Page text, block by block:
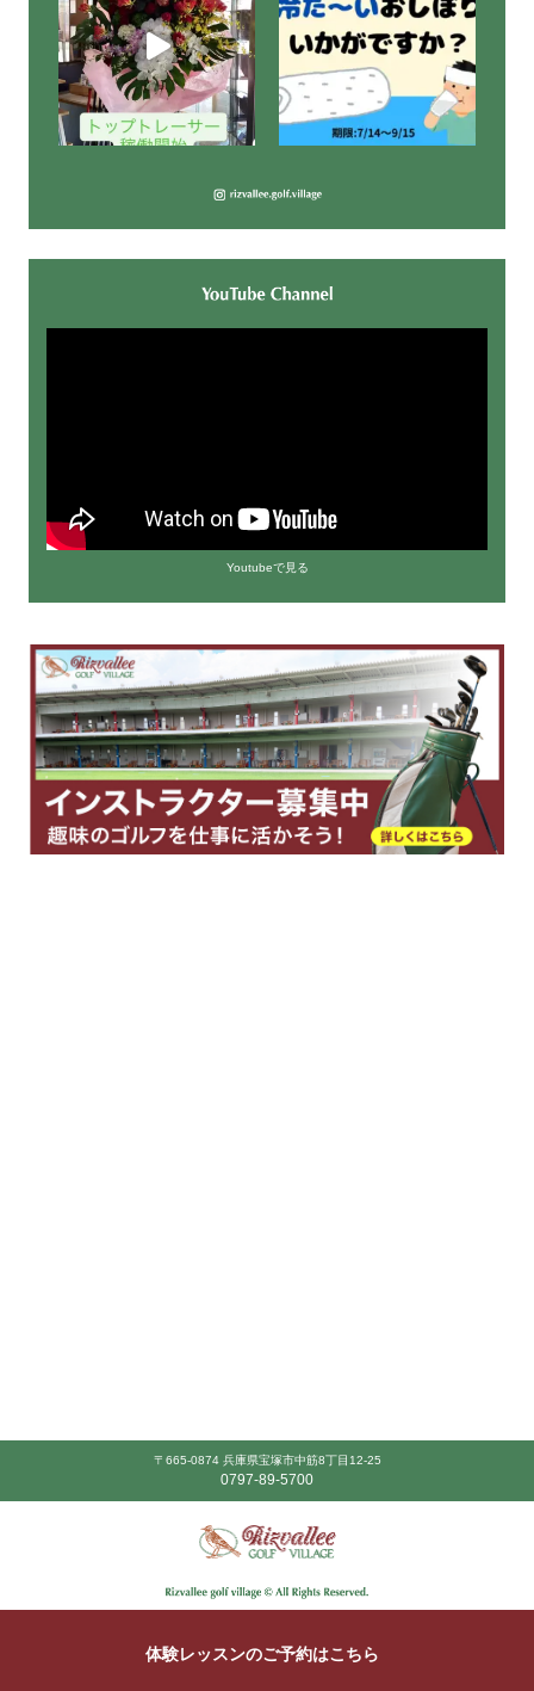
Youtubeで見る
〒665-0874 兵庫県宝塚市中筋8丁目12-25
0797-89-5700
体験レッスンのご予約はこちら